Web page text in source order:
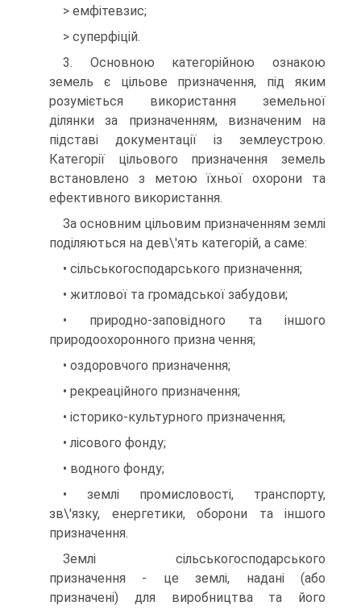
> емфітевзис;
> суперфіцій.
3. Основною категорійною ознакою
земель є цільове призначення, під яким
розуміється використання земельної
ділянки за призна­ченням, визначеним на
підставі документації із землеустрою.
Категорії цільового призначення земель
встановлено з метою їхньої охорони та
ефективного використання.
За основним цільовим призначенням землі
поділяються на дев\'ять категорій, а саме:
• сільськогосподарського призначення;
• житлової та громадської забудови;
• природно-заповідного та іншого
природоохоронного призна­ чення;
• оздоровчого призначення;
• рекреаційного призначення;
• історико-культурного призначення;
• лісового фонду;
• водного фонду;
• землі промисловості, транспорту,
зв\'язку, енергетики, оборо­ни та іншого
призначення.
Землі сільськогосподарського
призначення - це землі, надані (або
призначені) для виробництва та його